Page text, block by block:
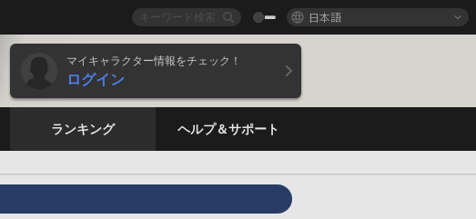
日本語
マイキャラクター情報をチェック！
ログイン
ランキング ヘルプ＆サポート